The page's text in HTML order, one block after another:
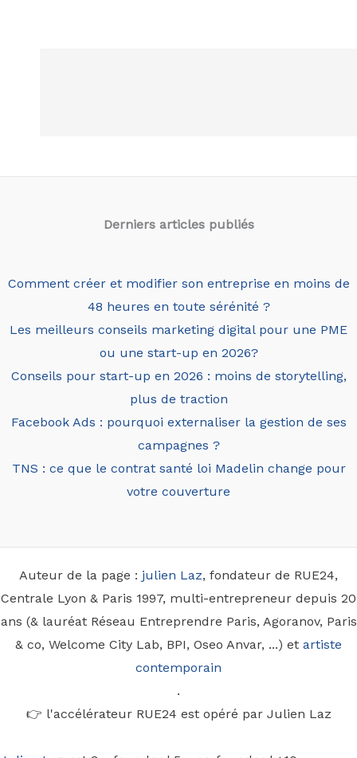
Derniers articles publiés
Comment créer et modifier son entreprise en moins de
48 heures en toute sérénité ?
Les meilleurs conseils marketing digital pour une PME
ou une start-up en 2026?
Conseils pour start-up en 2026 : moins de storytelling,
plus de traction
Facebook Ads : pourquoi externaliser la gestion de ses
campagnes ?
TNS : ce que le contrat santé loi Madelin change pour
votre couverture
Auteur de la page : julien Laz, fondateur de RUE24,
Centrale Lyon & Paris 1997, multi-entrepreneur depuis 20
ans (& lauréat Réseau Entreprendre Paris, Agoranov, Paris
& co, Welcome City Lab, BPI, Oseo Anvar, ...) et artiste
contemporain
.
👉 l'accélérateur RUE24 est opéré par Julien Laz